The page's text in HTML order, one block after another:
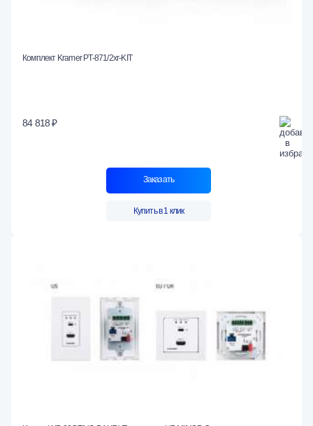
Комплект Kramer PT-871/2xr-KIT
84 818 ₽
Заказать
Купить в 1 клик